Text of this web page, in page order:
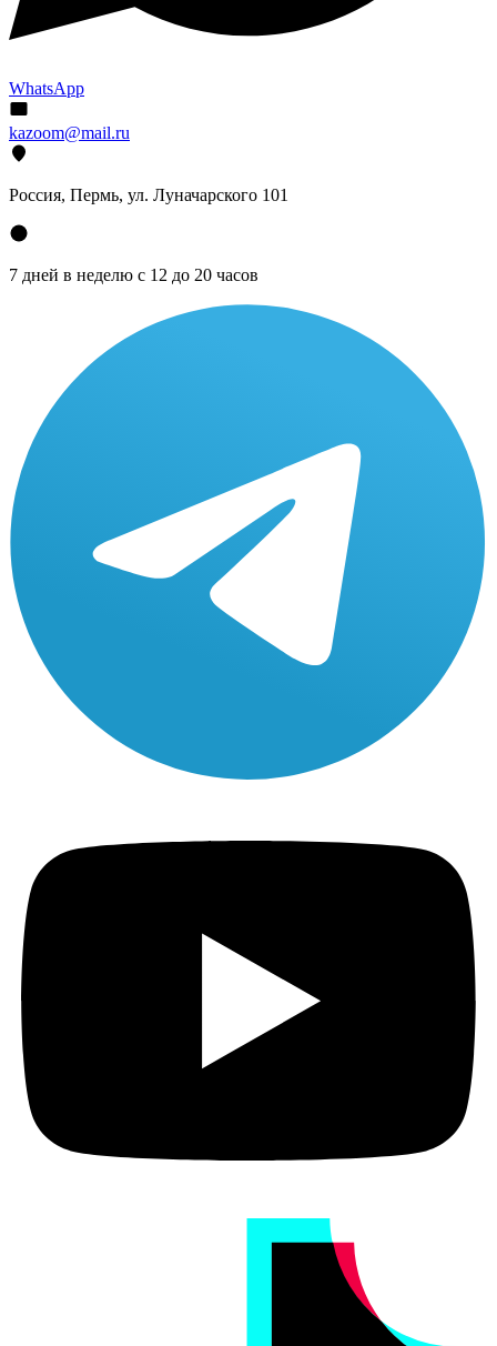
WhatsApp
kazoom@mail.ru
Россия, Пермь, ул. Луначарского 101
7 дней в неделю с 12 до 20 часов